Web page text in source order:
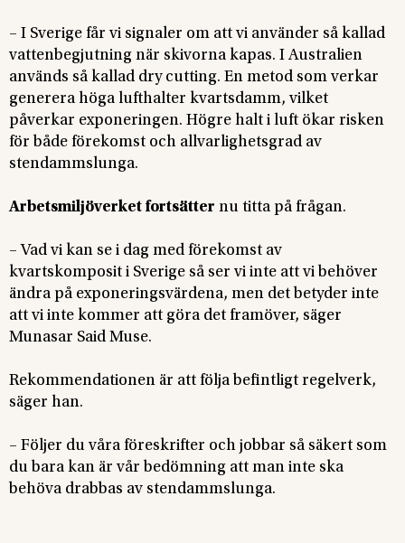
– I Sverige får vi signaler om att vi använder så kallad
vattenbegjutning när skivorna kapas. I Australien
används så kallad dry cutting. En metod som verkar
generera höga lufthalter kvartsdamm, vilket
påverkar exponeringen. Högre halt i luft ökar risken
för både förekomst och allvarlighetsgrad av
stendammslunga.
Arbetsmiljöverket fortsätter nu titta på frågan.
– Vad vi kan se i dag med förekomst av
kvartskomposit i Sverige så ser vi inte att vi behöver
ändra på exponeringsvärdena, men det betyder inte
att vi inte kommer att göra det framöver, säger
Munasar Said Muse.
Rekommendationen är att följa befintligt regelverk,
säger han.
– Följer du våra föreskrifter och jobbar så säkert som
du bara kan är vår bedömning att man inte ska
behöva drabbas av stendammslunga.